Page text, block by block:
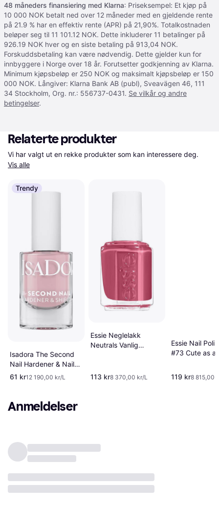
48 måneders finansiering med Klarna: Priseksempel: Et kjøp på
10 000 NOK betalt ned over 12 måneder med en gjeldende rente
på 21.9 % har en effektiv rente (APR) på 21,90%. Totalkostnaden
beløper seg til 11 101.12 NOK. Dette inkluderer 11 betalinger på
926.19 NOK hver og en siste betaling på 913,04 NOK.
Forskuddsbetaling kan være nødvendig. Dette gjelder kun for
innbyggere i Norge over 18 år. Forutsetter godkjenning av Klarna.
Minimum kjøpsbeløp er 250 NOK og maksimalt kjøpsbeløp er 150
000 NOK. Långiver: Klarna Bank AB (publ), Sveavägen 46, 111
34 Stockholm, Org. nr.: 556737-0431. Se vilkår og andre
betingelser.
Relaterte produkter
Vis alle
Trendy
Isadora The Second
Nail Hardener & Nail
Shield Pink 5ml
61 kr12 190,00 kr/L
Essie Neglelakk
Neutrals Vanlig
113 kr8 370,00 kr/L
Essie Nail
#73 Cute as a
119 kr8 815,00
Anmeldelser